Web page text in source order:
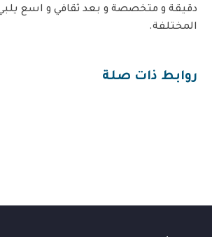
دقيقة و متخصصة و بعد ثقافي و اسع
المختلفة.
روابط ذات صلة